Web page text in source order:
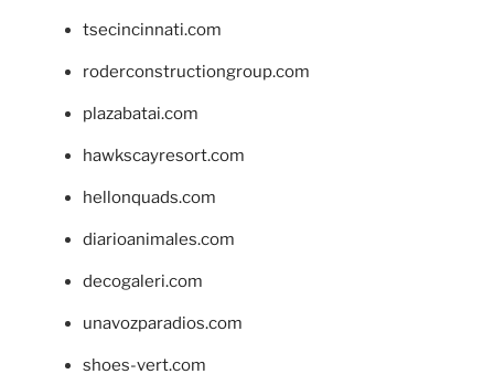
tsecincinnati.com
roderconstructiongroup.com
plazabatai.com
hawkscayresort.com
hellonquads.com
diarioanimales.com
decogaleri.com
unavozparadios.com
shoes-vert.com